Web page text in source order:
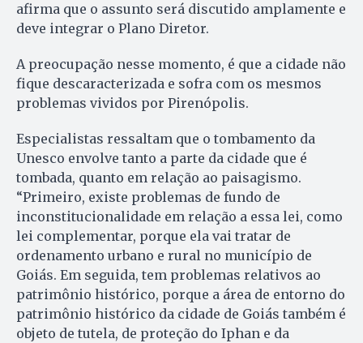
afirma que o assunto será discutido amplamente e
deve integrar o Plano Diretor.
A preocupação nesse momento, é que a cidade não
fique descaracterizada e sofra com os mesmos
problemas vividos por Pirenópolis.
Especialistas ressaltam que o tombamento da
Unesco envolve tanto a parte da cidade que é
tombada, quanto em relação ao paisagismo.
“Primeiro, existe problemas de fundo de
inconstitucionalidade em relação a essa lei, como
lei complementar, porque ela vai tratar de
ordenamento urbano e rural no município de
Goiás. Em seguida, tem problemas relativos ao
patrimônio histórico, porque a área de entorno do
patrimônio histórico da cidade de Goiás também é
objeto de tutela, de proteção do Iphan e da